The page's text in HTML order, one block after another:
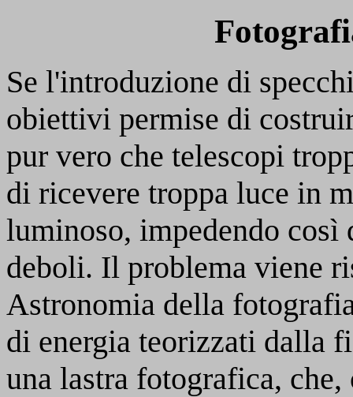
Se l'introduzione di
obiettivi permise di
pur vero che telescopi
di ricevere troppa luce in
luminoso, impedendo
deboli. Il problema viene
Astronomia della
di energia teorizzati dalla
una lastra fotografica,